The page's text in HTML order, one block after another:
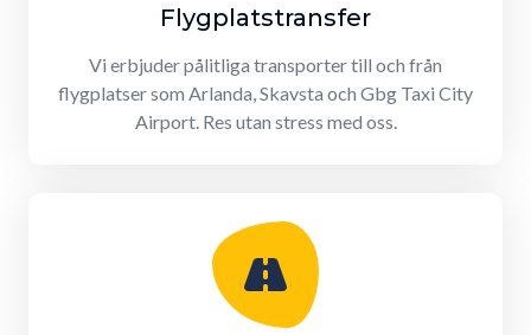
Flygplatstransfer
Vi erbjuder pålitliga transporter till och från
flygplatser som Arlanda, Skavsta och Gbg Taxi City
Airport. Res utan stress med oss.